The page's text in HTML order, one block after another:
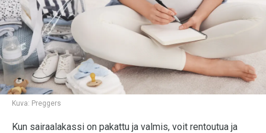
Kuva: Preggers
Kun sairaalakassi on pakattu ja valmis, voit rentoutua ja